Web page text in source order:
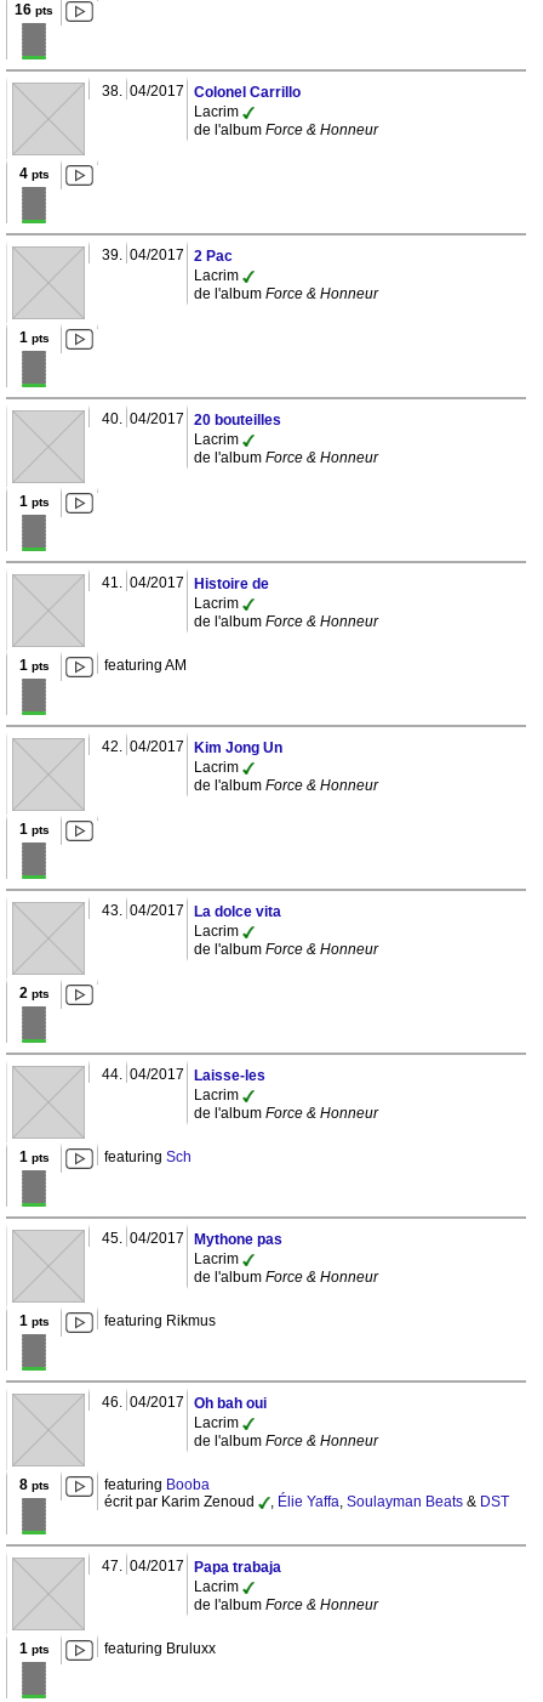
16 pts
38. 04/2017
Colonel Carrillo
Lacrim
de l'album Force & Honneur
4pts
39. 04/2017
2 Pac
Lacrim
de l'album Force & Honneur
1 pts
40. 04/2017
20 bouteilles
Lacrim
de l'album Force & Honneur
1 pts
41. 04/2017
Histoire de
Lacrim
de l'album Force & Honneur
1 pts featuring AM
42. 04/2017
Kim Jong Un
Lacrim
de l'album Force & Honneur
1 pts
43. 04/2017
La dolce vita
Lacrim
de l'album Force & Honneur
2 pts
44. 04/2017
Laisse-les
Lacrim
de l'album Force & Honneur
1 pts featuring Sch
45. 04/2017
Mythone pas
Lacrim
de l'album Force & Honneur
1 pts featuring Rikmus
46. 04/2017
Oh bah oui
Lacrim
de l'album Force & Honneur
8pts featuring Booba
écrit par Karim Zenoud
, Élie Yaffa, Soulayman Beats & DST
47. 04/2017
Papa trabaja
Lacrim
de l'album Force & Honneur
1 pts featuring Bruluxx